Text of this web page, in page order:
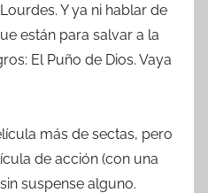
Y ya ni hablar de
están para salvar a la
El Puño de Dios. Vaya
más de sectas, pero
de acción (con una
suspense alguno.